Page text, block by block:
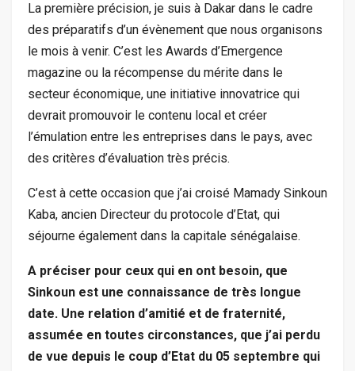
La première précision, je suis à Dakar dans le cadre
des préparatifs d’un évènement que nous organisons
le mois à venir. C’est les Awards d’Emergence
magazine ou la récompense du mérite dans le
secteur économique, une initiative innovatrice qui
devrait promouvoir le contenu local et créer
l’émulation entre les entreprises dans le pays, avec
des critères d’évaluation très précis.
C’est à cette occasion que j’ai croisé Mamady Sinkoun
Kaba, ancien Directeur du protocole d’Etat, qui
séjourne également dans la capitale sénégalaise.
A préciser pour ceux qui en ont besoin, que
Sinkoun est une connaissance de très longue
date. Une relation d’amitié et de fraternité,
assumée en toutes circonstances, que j’ai perdu
de vue depuis le coup d’Etat du 05 septembre qui